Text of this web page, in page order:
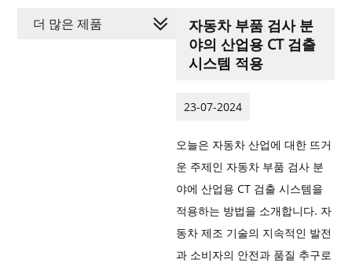
자동차 부품 검사 분
야의 산업용 CT 검출
시스템 적용
23-07-2024
오늘은 자동차 산업에 대한 뜨거
운 주제인 자동차 부품 검사 분
야에 산업용 CT 검출 시스템을
적용하는 방법을 소개합니다. 자
동차 제조 기술의 지속적인 발전
과 소비자의 안전과 품질 추구로
더 많은 제품